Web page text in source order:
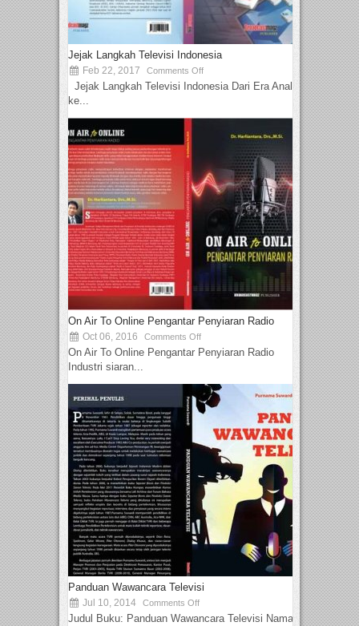
Jejak Langkah Televisi Indonesia
Feb 22, 2017 Comments Off
Jejak Langkah Televisi Indonesia Dari Era Analog
ke...
On Air To Online Pengantar Penyiaran Radio
Oct 06, 2016 Comments Off
On Air To Online Pengantar Penyiaran Radio
Industri siaran...
Panduan Wawancara Televisi
Jul 10, 2014 Comments Off
Judul Buku: Panduan Wawancara Televisi Nama